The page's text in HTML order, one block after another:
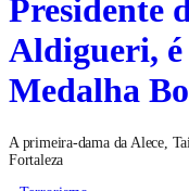
Presidente
Aldigueri, é
Medalha
A primeira-dama da Alece,
Fortaleza